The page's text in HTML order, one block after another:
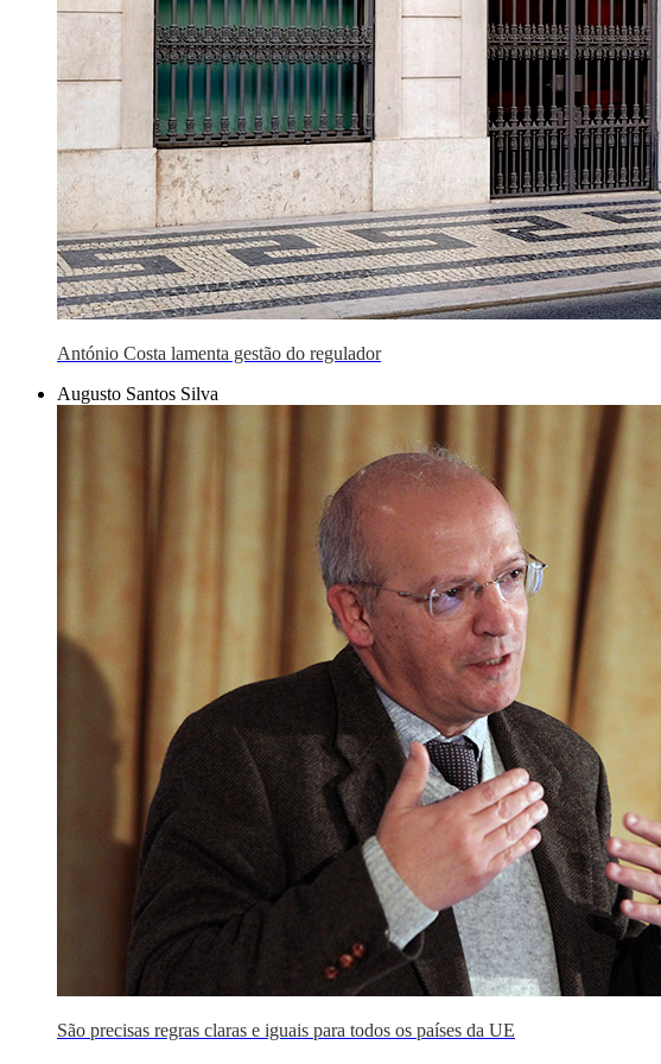
António Costa lamenta gestão do regulador
Augusto Santos Silva
São precisas regras claras e iguais para todos os países da UE